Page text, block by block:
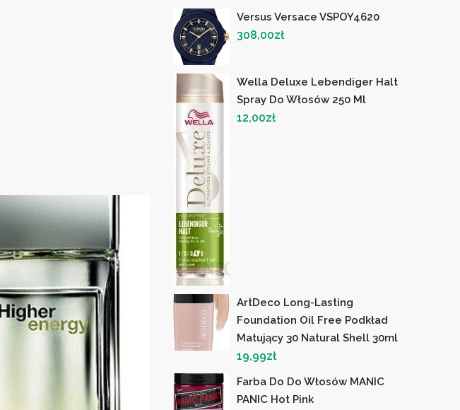
Versus Versace VSPOY4620
308,00zł
Wella Deluxe Lebendiger Halt
Spray Do Włosów 250 Ml
12,00zł
ArtDeco Long-Lasting
Foundation Oil Free Podkład
Matujący 30 Natural Shell 30ml
19,99zł
Farba Do Do Włosów MANIC
PANIC Hot Pink